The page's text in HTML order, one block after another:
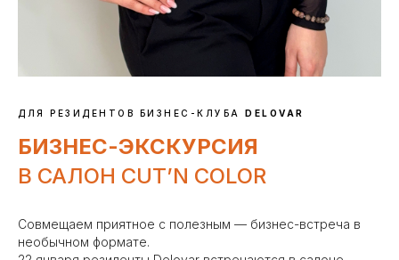
ДЛЯ РЕЗИДЕНТОВ БИЗНЕС-КЛУБА DELOVAR
БИЗНЕС-ЭКСКУРСИЯ
В САЛОН CUT’N COLOR
Совмещаем приятное с полезным — бизнес-встреча в
необычном формате.